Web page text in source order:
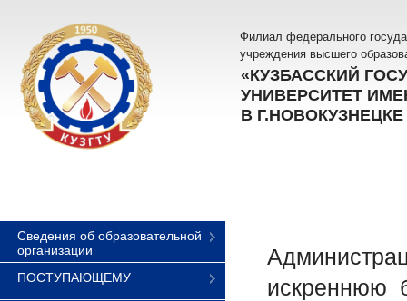
Филиал федерального
учреждения высшего
«КУЗБАССКИЙ
УНИВЕРСИТЕТ
В Г.НОВОКУЗНЕЦКЕ
Сведения об образовательной
организации
ПОСТУПАЮЩЕМУ
искреннюю